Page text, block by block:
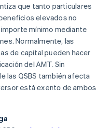
que tanto particulares
elevados no
mínimo mediante
Normalmente, las
de capital pueden hacer
del AMT. Sin
las QSBS también afecta
está exento de ambos